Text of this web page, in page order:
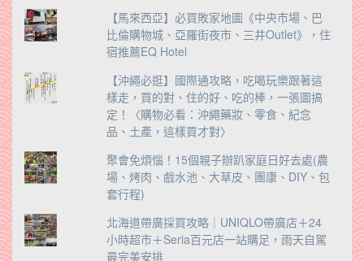
【馬來西亞】必買敗家地圖《中央市場、巴
比倫購物城、亞羅街夜市、三井Outlet》，住
宿推薦EQ Hotel
【沖繩必逛】國際通攻略，吃喝玩樂跟著這
樣走，買的對、住的好、吃的棒，一張圖搞
定！〈購物必看：沖繩藥妝、零食、紀念
品、土產，這樣買才對〉
聚會免煩惱！15個親子辦趴家庭日好去處(農
場、烤肉、戲水池、大草皮、團康、DIY、包
套行程)
北海道帶廣採買攻略｜UNIQLO帶廣店＋24
小時超市＋Seria百元店一站購足，雨天自駕
最完美安排